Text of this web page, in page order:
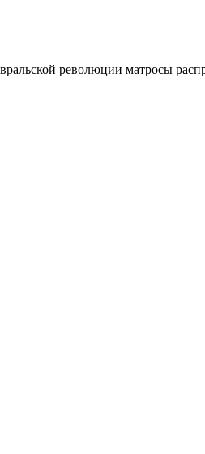
революции матросы